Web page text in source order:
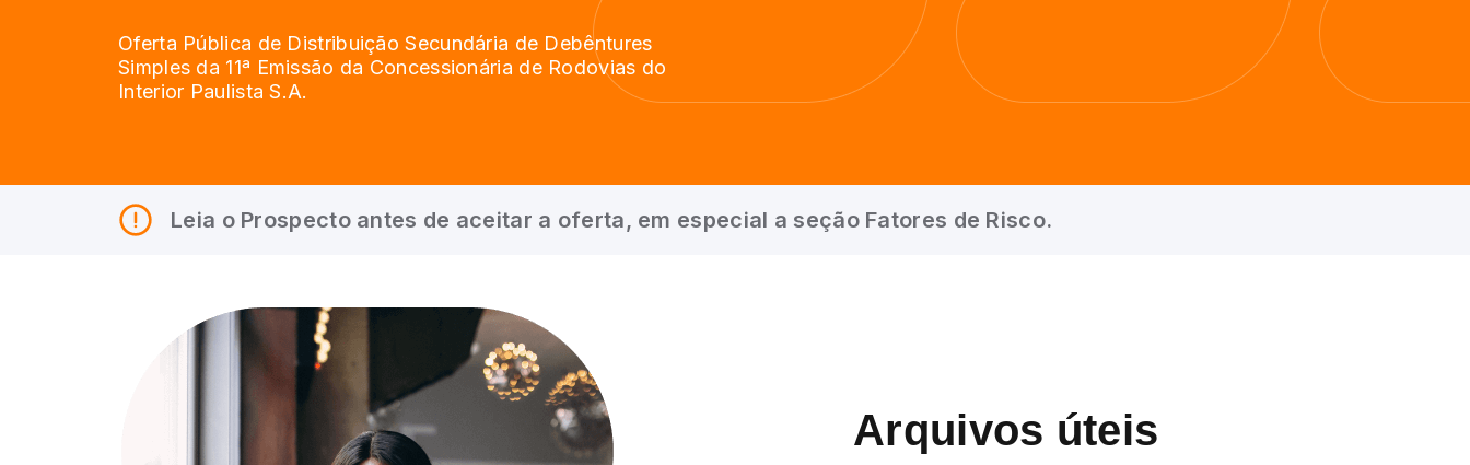
Oferta Pública de Distribuição Secundária de Debêntures
Simples da 11ª Emissão da Concessionária de Rodovias do
Interior Paulista S.A.
Leia o Prospecto antes de aceitar a oferta, em especial a seção Fatores de Risco.
Arquivos úteis